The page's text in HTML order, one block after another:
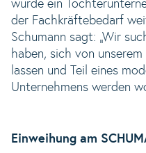
wurde ein
der Fachkräftebedarf
Schumann sagt: „Wir
haben, sich von
lassen und Teil eines
Unternehmens werden
Einweihung am